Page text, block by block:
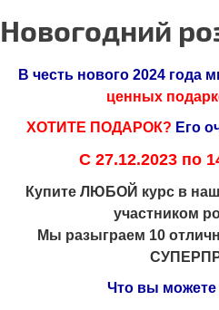
Новогодний
В честь нового 2024
ценных
ХОТИТЕ ПОДАРОК? Его
С 27.12.2023 по
Купите ЛЮБОЙ курс в
участником
Мы разыграем 10
Что вы можете